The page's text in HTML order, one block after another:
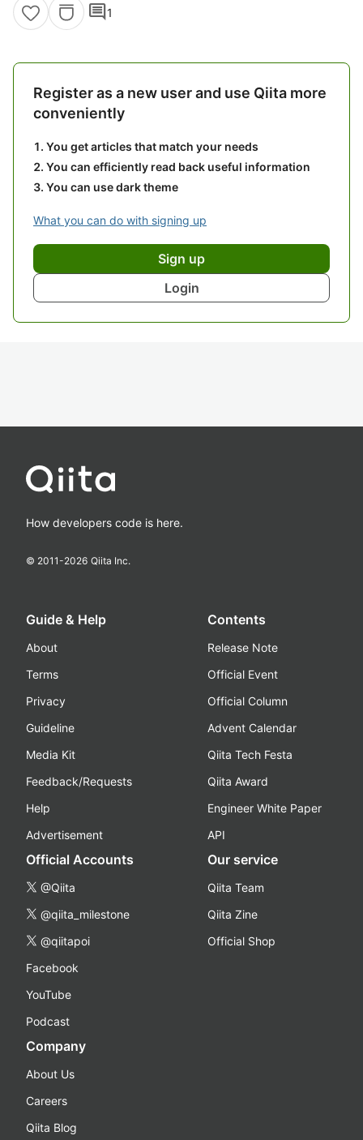
comment1
Register as a new user and use Qiita more
conveniently
You get articles that match your needs
You can efficiently read back useful information
You can use dark theme
What you can do with signing up
Sign up
Login
How developers code is here.
© 2011-2026 Qiita Inc.
Guide & Help
About
Terms
Privacy
Guideline
Media Kit
Feedback/Requests
Help
Advertisement
Contents
Release Note
Official Event
Official Column
Advent Calendar
Qiita Tech Festa
Qiita Award
Engineer White Paper
API
Official Accounts
@Qiita
@qiita_milestone
@qiitapoi
Facebook
YouTube
Podcast
Our service
Qiita Team
Qiita Zine
Official Shop
Company
About Us
Careers
Qiita Blog